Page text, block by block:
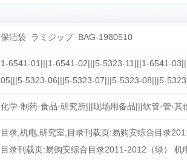
保洁袋 ラミジップ BAG-1980510
1-6541-01|||1-6541-02|||5-5323-11|||1-6541-
05|||5-5323-06|||5-5323-07|||5-5323-08|||5-
化学·制药·食品·研究所|||现场用备品|||软管·管·其
目录,机电,研究室,目录刊载页:易购安综合目录
目录刊载页:易购安综合目录2011-2012（绿）